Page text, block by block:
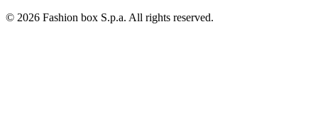
© 2026 Fashion box S.p.a. All rights reserved.